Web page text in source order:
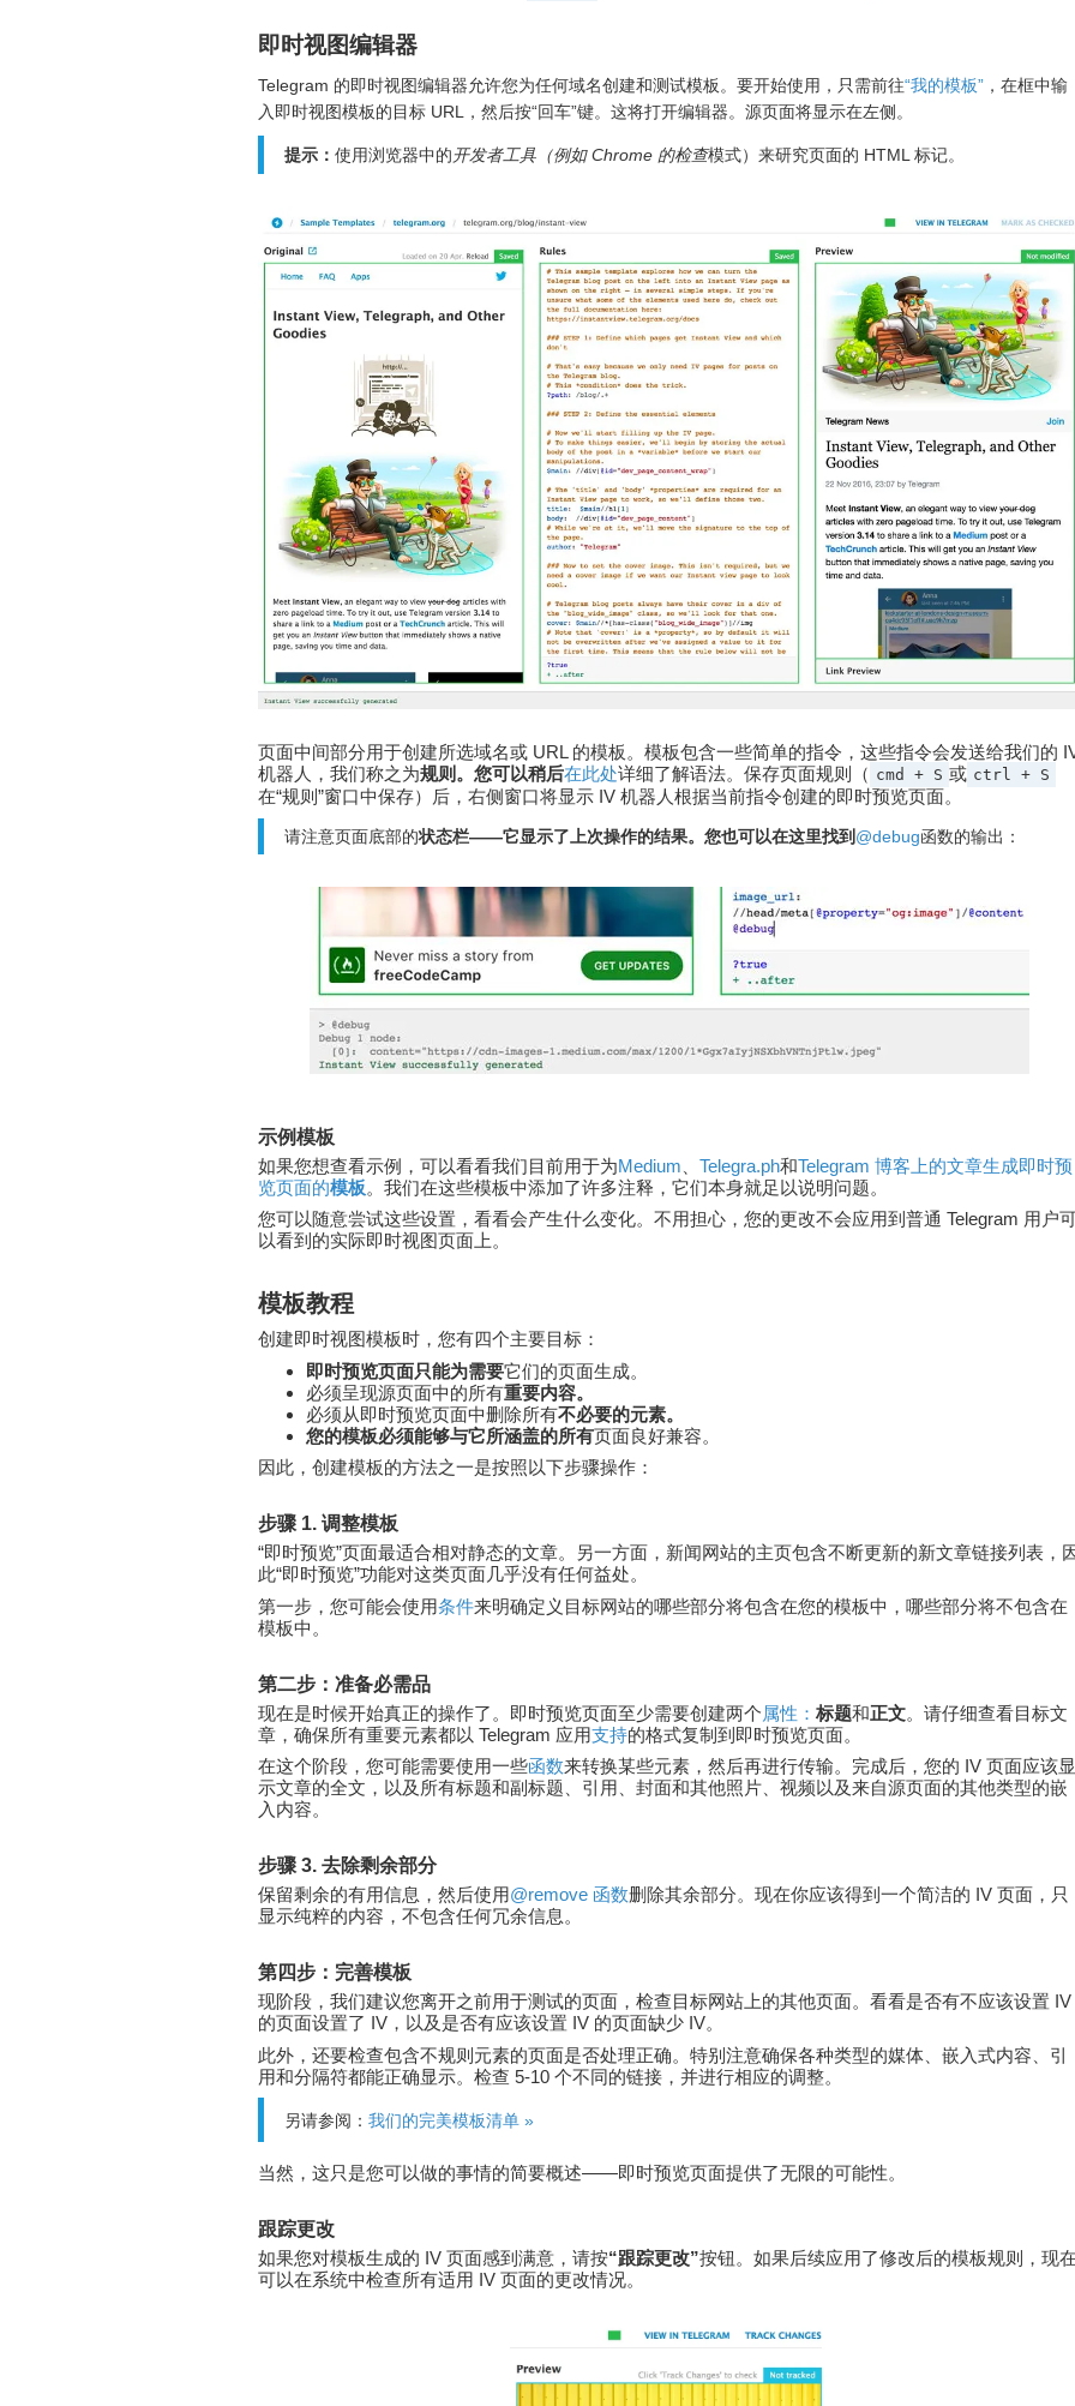
即时视图编辑器
Telegram 的即时视图编辑器允许您为任何域名创建和测试模板。要开始使用，只需前往“我的模板”，在框中输
入即时视图模板的目标 URL，然后按“回车”键。这将打开编辑器。源页面将显示在左侧。
提示： 使用浏览器中的开发者工具（例如 Chrome 的检查模式）来研究页面的 HTML 标记。
页面中间部分用于创建所选域名或 URL 的模板。模板包含一些简单的指令，这些指令会发送给我们的
机器人，我们称之为规则。您可以稍后在此处详细了解语法。保存页面规则（ cmd + S 或 ctrl + S
在“规则”窗口中保存）后，右侧窗口将显示 IV 机器人根据当前指令创建的即时预览页面。
请注意页面底部的状态栏——它显示了上次操作的结果。您也可以在这里找到 @debug函数的输出：
示例模板
如果您想查看示例，可以看看我们目前用于为Medium Telegra.ph和Telegram 博客上的文章生成即时预
览页面的模板。我们在这些模板中添加了许多注释，它们本身就足以说明问题。
您可以随意尝试这些设置，看看会产生什么变化。不用担心，您的更改不会应用到普通 Telegram 用户
以看到的实际即时视图页面上。
模板教程
创建即时视图模板时，您有四个主要目标：
即时预览页面只能为需要它们的页面生成。
必须呈现源页面中的所有重要内容。
必须从即时预览页面中删除所有不必要的元素。
您的模板必须能够与它所涵盖的所有页面良好兼容。
因此，创建模板的方法之一是按照以下步骤操作：
步骤 1. 调整模板
“即时预览”页面最适合相对静态的文章。另一方面，新闻网站的主页包含不断更新的新文章链接列表，
此“即时预览”功能对这类页面几乎没有任何益处。
第一步，您可能会使用条件来明确定义目标网站的哪些部分将包含在您的模板中，哪些部分将不包含在
模板中。
第二步：准备必需品
现在是时候开始真正的操作了。即时预览页面至少需要创建两个属性： 标题和正文。请仔细查看目标文
章，确保所有重要元素都以 Telegram 应用支持的格式复制到即时预览页面。
在这个阶段，您可能需要使用一些函数来转换某些元素，然后再进行传输。完成后，您的 IV 页面应该显
示文章的全文，以及所有标题和副标题、引用、封面和其他照片、视频以及来自源页面的其他类型的嵌
入内容。
步骤 3. 去除剩余部分
保留剩余的有用信息，然后使用@remove 函数删除其余部分。现在你应该得到一个简洁的 IV 页面，只
显示纯粹的内容，不包含任何冗余信息。
第四步：完善模板
现阶段，我们建议您离开之前用于测试的页面，检查目标网站上的其他页面。看看是否有不应该设置 IV
的页面设置了 IV，以及是否有应该设置 IV 的页面缺少 IV。
此外，还要检查包含不规则元素的页面是否处理正确。特别注意确保各种类型的媒体、嵌入式内容、引
用和分隔符都能正确显示。检查 5-10 个不同的链接，并进行相应的调整。
另请参阅： 我们的完美模板清单 »
当然，这只是您可以做的事情的简要概述——即时预览页面提供了无限的可能性。
跟踪更改
如果您对模板生成的 IV 页面感到满意，请按“跟踪更改”按钮。如果后续应用了修改后的模板规则，现
可以在系统中检查所有适用 IV 页面的更改情况。